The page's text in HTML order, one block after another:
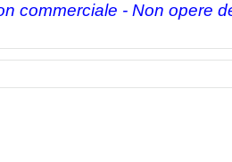
commerciale - Non opere